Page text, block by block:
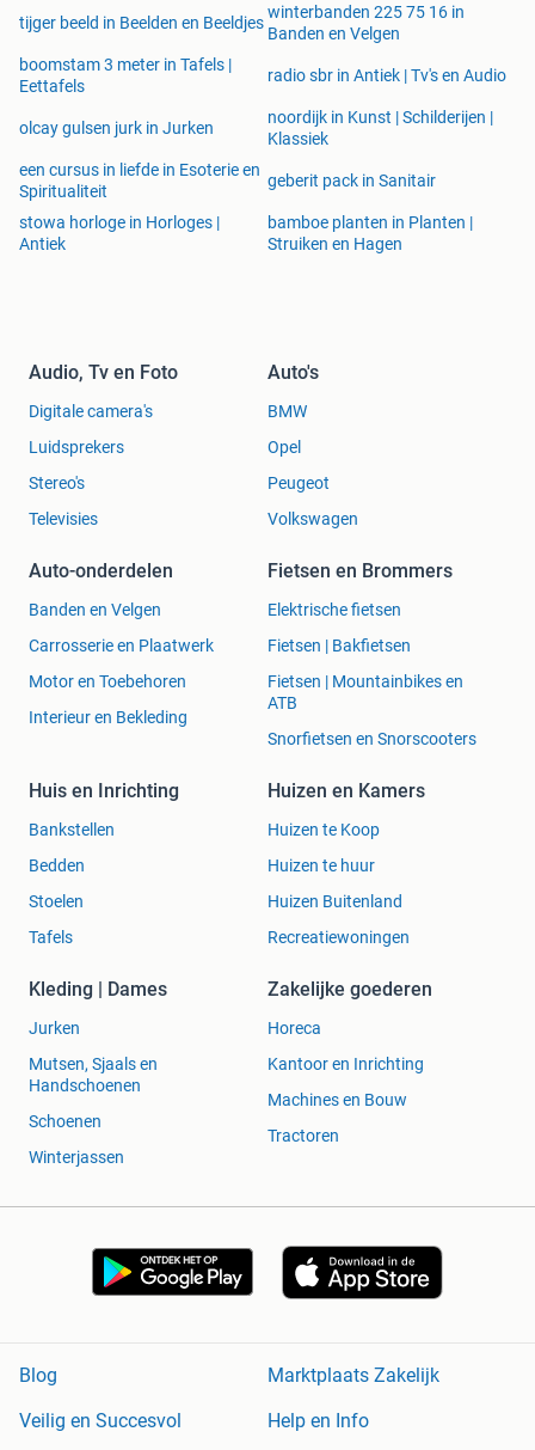
tijger beeld in Beelden en Beeldjes
winterbanden 225 75 16 in
Banden en Velgen
boomstam 3 meter in Tafels |
Eettafels
radio sbr in Antiek | Tv's en Audio
olcay gulsen jurk in Jurken
noordijk in Kunst | Schilderijen |
Klassiek
een cursus in liefde in Esoterie en
Spiritualiteit
geberit pack in Sanitair
stowa horloge in Horloges |
Antiek
bamboe planten in Planten |
Struiken en Hagen
Audio, Tv en Foto
Digitale camera's
Luidsprekers
Stereo's
Televisies
Auto's
BMW
Opel
Peugeot
Volkswagen
Auto-onderdelen
Banden en Velgen
Carrosserie en Plaatwerk
Motor en Toebehoren
Interieur en Bekleding
Fietsen en Brommers
Elektrische fietsen
Fietsen | Bakfietsen
Fietsen | Mountainbikes en
ATB
Snorfietsen en Snorscooters
Huis en Inrichting
Bankstellen
Bedden
Stoelen
Tafels
Huizen en Kamers
Huizen te Koop
Huizen te huur
Huizen Buitenland
Recreatiewoningen
Kleding | Dames
Jurken
Mutsen, Sjaals en
Handschoenen
Schoenen
Winterjassen
Zakelijke goederen
Horeca
Kantoor en Inrichting
Machines en Bouw
Tractoren
Blog
Marktplaats Zakelijk
Veilig en Succesvol
Help en Info